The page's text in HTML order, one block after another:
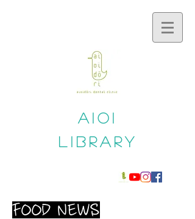
aioi
​library
FOOD NEWS